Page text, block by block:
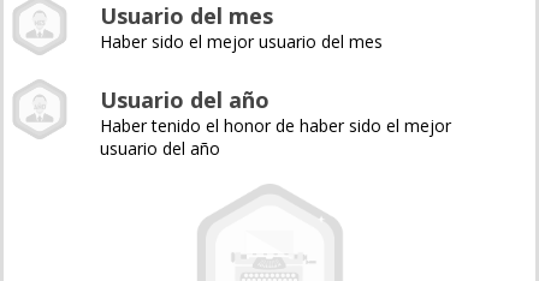
Usuario del mes
Haber sido el mejor usuario del mes
Usuario del año
Haber tenido el honor de haber sido el mejor
usuario del año